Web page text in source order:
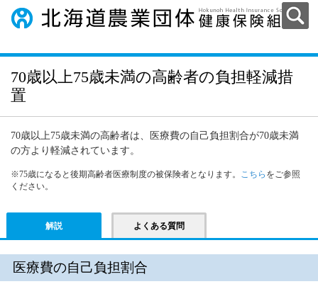
70歳以上75歳未満の高齢者の負担軽減措
置
70歳以上75歳未満の高齢者は、医療費の自己負担割合が70歳未満
の方より軽減されています。
※75歳になると 後期高齢者医療制度の被保険者となります。 こちら をご参照
ください。
解説 よくある質問
医療費の自己負担割合